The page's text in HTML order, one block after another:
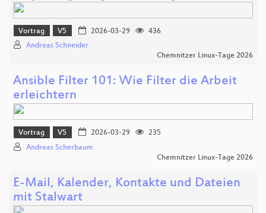
Vortrag V5 2026-03-29
436
Andreas Schneider
Chemnitzer Linux-Tage 2026
Ansible Filter 101: Wie Filter die Arbeit
erleichtern
Vortrag V5 2026-03-29
235
Andreas Scherbaum
Chemnitzer Linux-Tage 2026
E-Mail, Kalender, Kontakte und Dateien
mit Stalwart